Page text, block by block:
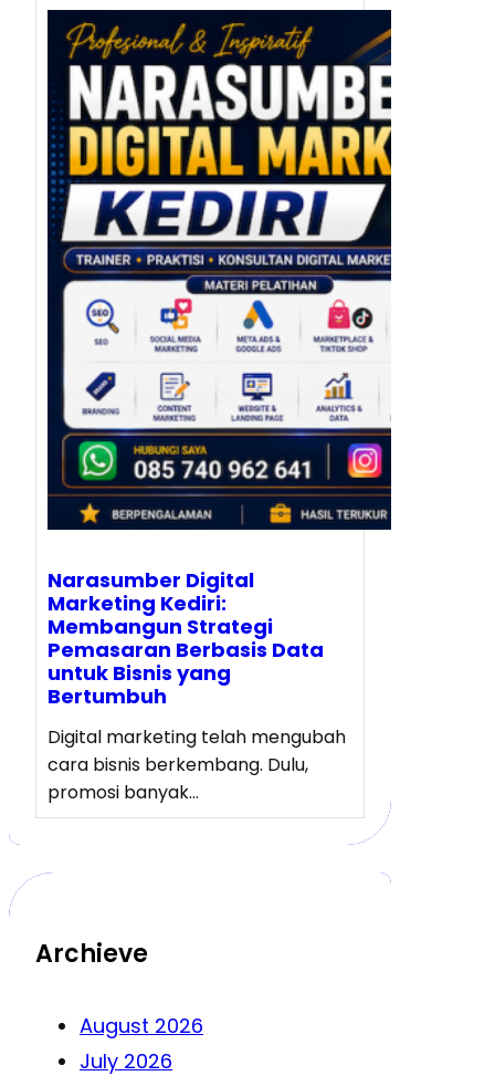
Narasumber Digital
Marketing Kediri:
Membangun Strategi
Pemasaran Berbasis Data
untuk Bisnis yang
Bertumbuh
Digital marketing telah mengubah
cara bisnis berkembang. Dulu,
promosi banyak…
Archieve
August 2026
July 2026